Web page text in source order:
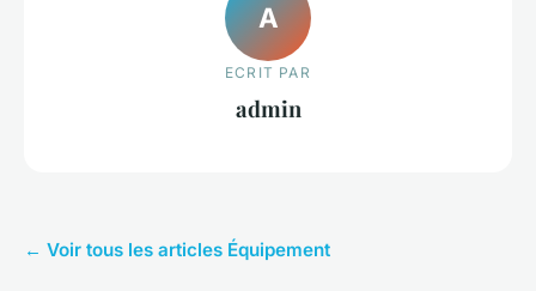
A
ECRIT PAR
admin
← Voir tous les articles Équipement